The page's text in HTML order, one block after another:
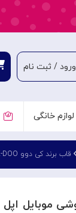
ورود / ثبت نام
لوازم خانگی
قاب برند کی دوو K-DOO مدل Ares مناسب برای گوشی موبایل اپل iPhone 13 Pro Max